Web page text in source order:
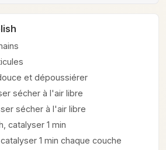
et dépoussiérer
sécher à l'air libre
sécher à l'air libre
catalyser 1 min
1 min chaque couche